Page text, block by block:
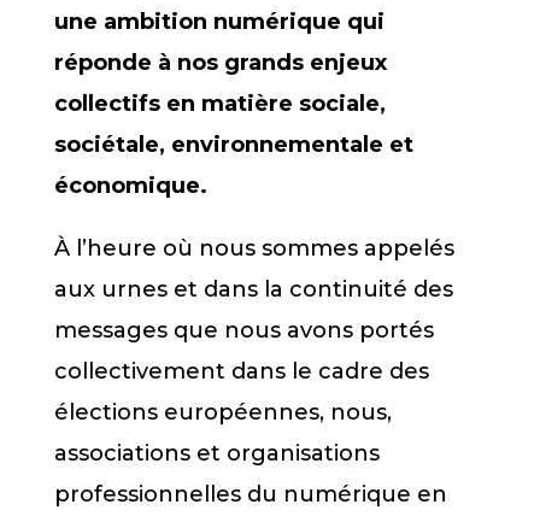
une ambition numérique qui
réponde à nos grands enjeux
collectifs en matière sociale,
sociétale, environnementale et
économique.
À l’heure où nous sommes appelés
aux urnes et dans la continuité des
messages que nous avons portés
collectivement dans le cadre des
élections européennes, nous,
associations et organisations
professionnelles du numérique en